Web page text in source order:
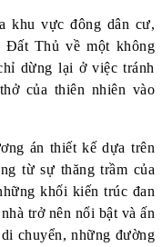
khu vực đông dân cư,
Đất Thủ về một không
dừng lại ở việc tránh
của thiên nhiên vào
án thiết kế dựa trên
từ sự thăng trầm của
khối kiến trúc đan
trở nên nổi bật và ấn
chuyển, những đường